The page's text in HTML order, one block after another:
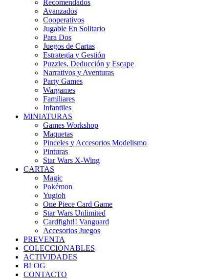
Recomendados
Avanzados
Cooperativos
Jugable En Solitario
Para Dos
Juegos de Cartas
Estrategia y Gestión
Puzzles, Deducción y Escape
Narrativos y Aventuras
Party Games
Wargames
Familiares
Infantiles
MINIATURAS
Games Workshop
Maquetas
Pinceles y Accesorios Modelismo
Pinturas
Star Wars X-Wing
CARTAS
Magic
Pokémon
Yugioh
One Piece Card Game
Star Wars Unlimited
Cardfight!! Vanguard
Accesorios Juegos
PREVENTA
COLECCIONABLES
ACTIVIDADES
BLOG
CONTACTO